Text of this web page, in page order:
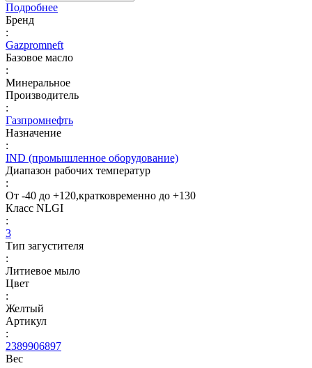
Подробнее
Бренд
:
Gazpromneft
Базовое масло
:
Минеральное
Производитель
:
Газпромнефть
Назначение
:
IND (промышленное оборудование)
Диапазон рабочих температур
:
От -40 до +120,кратковременно до +130
Класс NLGI
:
3
Тип загустителя
:
Литиевое мыло
Цвет
:
Желтый
Артикул
:
2389906897
Вес